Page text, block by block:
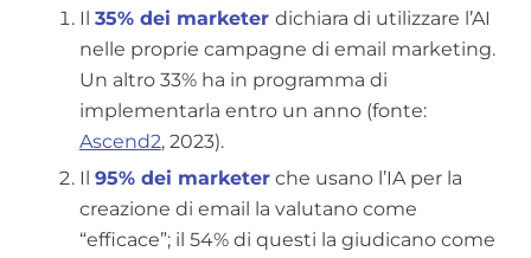
Il 35% dei marketer dichiara di utilizzare l’AI
nelle proprie campagne di email marketing.
Un altro 33% ha in programma di
implementarla entro un anno (fonte:
Ascend2, 2023).
Il 95% dei marketerche usano l’IA per la
creazione di email la valutano come
“efficace”; il 54% di questi la giudicano come